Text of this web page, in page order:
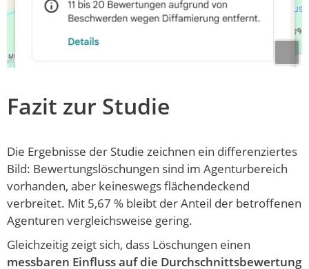
Fazit zur Studie
Die Ergebnisse der Studie zeichnen ein differenziertes
Bild: Bewertungslöschungen sind im Agenturbereich
vorhanden, aber keineswegs flächendeckend
verbreitet. Mit 5,67 % bleibt der Anteil der betroffenen
Agenturen vergleichsweise gering.
Gleichzeitig zeigt sich, dass Löschungen einen
messbaren Einfluss auf die Durchschnittsbewertung